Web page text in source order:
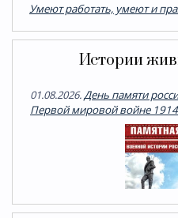
Умеют работать, умеют и
Истории
01.08.2026.День памяти
Первой мировой войне